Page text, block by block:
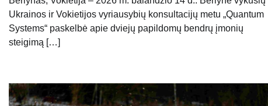
Ukrainos ir Vokietijos vyriausybių konsultacijų metu „Quantum
Systems“ paskelbė apie dviejų papildomų bendrų įmonių
steigimą […]